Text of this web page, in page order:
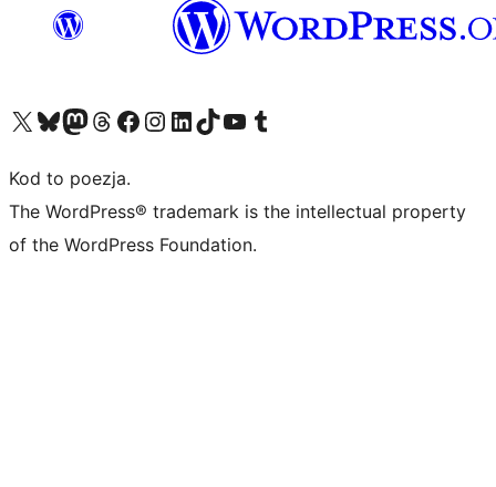
Odwiedź nasze konto X (dawniej Twitter)
Odwiedź nasze konto Bluesky
Odwiedź nasze konto na Mastodoncie
Odwiedź naszego Threadsa
Odwiedź naszego Facebooka
Odwiedź nasze konto na Instagramie
Odwiedź nasze konto na LinkedIn
Odwiedź naszego TikToka
Odwiedź nasz kanał YouTube
Odwiedź naszego Tumblra
Kod to poezja.
The WordPress® trademark is the intellectual property
of the WordPress Foundation.